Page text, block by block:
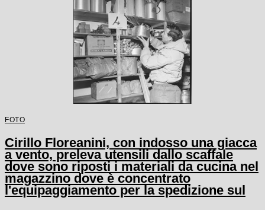
FOTO
Cirillo Floreanini, con indosso una giacca
a vento, preleva utensili dallo scaffale
dove sono riposti i materiali da cucina nel
magazzino dove è concentrato
l'equipaggiamento per la spedizione sul
K2